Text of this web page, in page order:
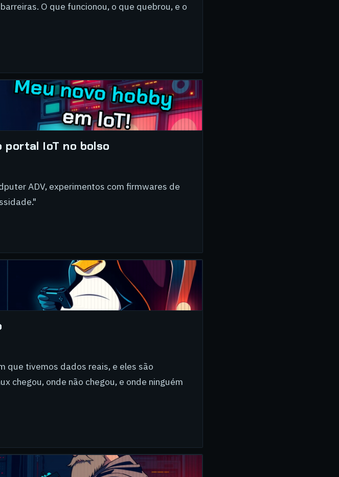
O que funcionou, o que quebrou, e o
portal IoT no bolso
ADV, experimentos com firmwares de
que tivemos dados reais, e eles são
chegou, onde não chegou, e onde ninguém